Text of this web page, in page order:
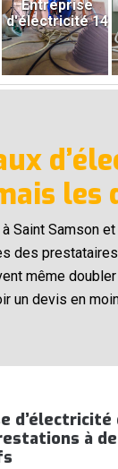
Entreprise
d'électricité 14
les
à Saint
des
même
un devis en
d’électricité
à